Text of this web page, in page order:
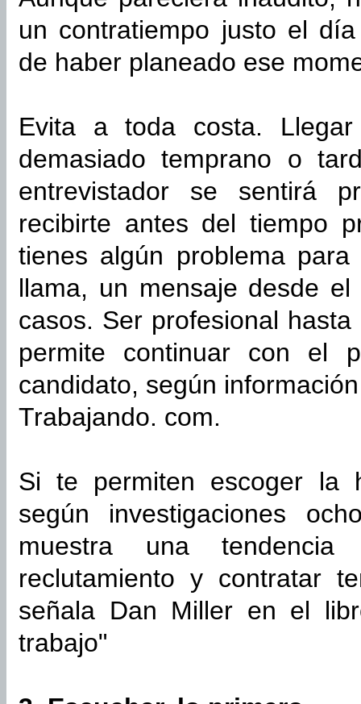
un contratiempo justo el
de haber planeado ese
Evita a toda costa.
demasiado temprano o
entrevistador se sentirá
recibirte antes del tiempo
tienes algún problema
llama, un mensaje desde
casos. Ser profesional
permite continuar con el
candidato, según
Trabajando. com.
Si te permiten escoger la
según investigaciones
muestra una
reclutamiento y contratar
señala Dan Miller en el
trabajo"